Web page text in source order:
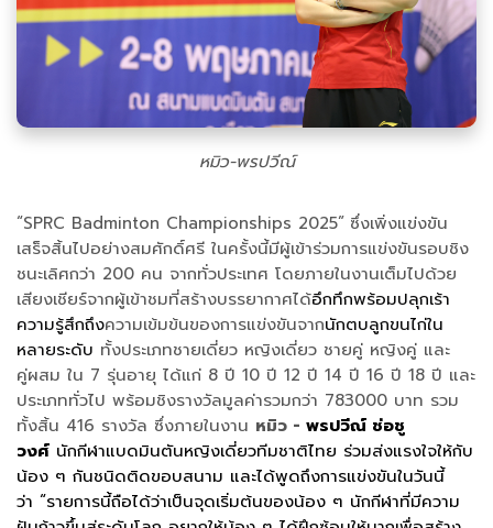
หมิว-พรปวีณ์
“SPRC Badminton Championships 2025” ซึ่งเพิ่งแข่งขัน
เสร็จสิ้นไปอย่างสมศักดิ์ศรี ในครั้งนี้มีผู้เข้าร่วมการแข่งขันรอบชิง
ชนะเลิศกว่า 200 คน จากทั่วประเทศ โดยภายในงานเต็มไปด้วย
เสียงเชียร์จากผู้เข้าชมที่สร้างบรรยากาศได้อึกทึกพร้อมปลุกเร้า
ความรู้สึกถึงความเข้มข้นของการแข่งขันจากนักตบลูกขนไก่ใน
หลายระดับ ทั้งประเภทชายเดี่ยว หญิงเดี่ยว ชายคู่ หญิงคู่ และ
คู่ผสม ใน 7 รุ่นอายุ ได้แก่ 8 ปี 10 ปี 12 ปี 14 ปี 16 ปี 18 ปี และ
ประเภททั่วไป พร้อมชิงรางวัลมูลค่ารวมกว่า 783000 บาท รวม
ทั้งสิ้น 416 รางวัล ซึ่งภายในงาน หมิว - พรปวีณ์ ช่อชู
วงศ์ นักกีฬาแบดมินตันหญิงเดี่ยวทีมชาติไทย ร่วมส่งแรงใจให้กับ
น้อง ๆ กันชนิดติดขอบสนาม และได้พูดถึงการแข่งขันในวันนี้
ว่า “รายการนี้ถือได้ว่าเป็นจุดเริ่มต้นของน้อง ๆ นักกีฬาที่มีความ